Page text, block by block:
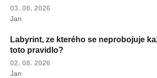
03. 08. 2026
Jan
Labyrint, ze kterého se neprobojuje
toto pravidlo?
02. 08. 2026
Jan